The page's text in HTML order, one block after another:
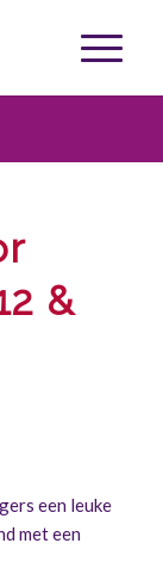
&
een leuke
met een